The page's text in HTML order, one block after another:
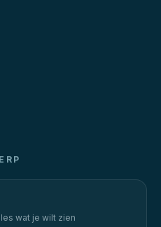
wat je wilt zien